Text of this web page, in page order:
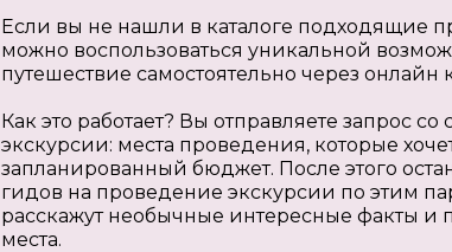
Если вы не нашли в каталоге подходящие
можно воспользоваться уникальной
путешествие самостоятельно через онлайн
Как это работает? Вы отправляете запрос
экскурсии: места проведения, которые
запланированный бюджет. После этого
гидов на проведение экскурсии по этим
расскажут необычные интересные факты и
места.